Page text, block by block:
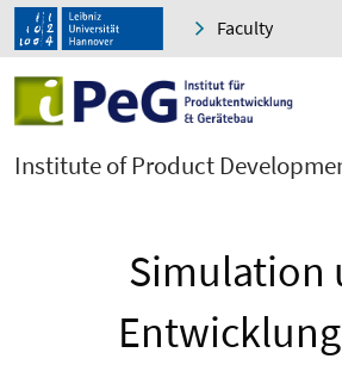
Faculty
Institute of Product
Simulation